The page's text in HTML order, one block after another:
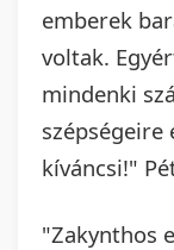
emberek
voltak.
mindenki
szépségeire
kíváncsi!"
"Zakynthos